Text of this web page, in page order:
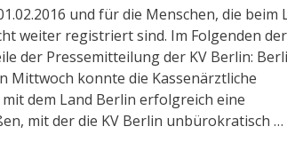
und für die Menschen, die beim
weiter registriert sind. Im Folgenden der
der Pressemitteilung der KV Berlin:
Mittwoch konnte die Kassenärztliche
dem Land Berlin erfolgreich eine
mit der die KV Berlin unbürokratisch …